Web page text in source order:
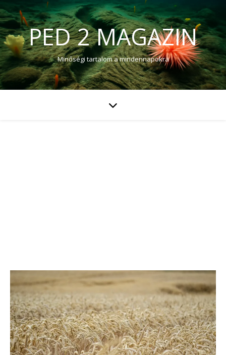
PED 2 MAGAZIN
Minőségi tartalom a mindennapokra